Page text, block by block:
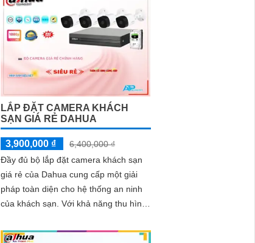
LẮP ĐẶT CAMERA KHÁCH
SẠN GIÁ RẺ DAHUA
3,900,000 ₫
6,400,000 ₫
Đầy đủ bộ lắp đặt camera khách sạn
giá rẻ của Dahua cung cấp một giải
pháp toàn diện cho hệ thống an ninh
của khách sạn. Với khả năng thu hình